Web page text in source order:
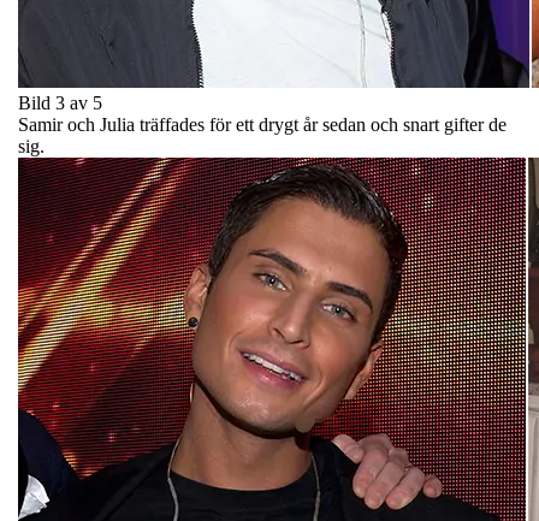
Bild 3 av 5
Samir och Julia träffades för ett drygt år sedan och snart gifter de
sig.